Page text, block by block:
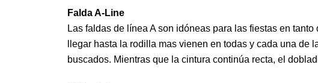
Falda A-Line
Las faldas de línea A son idóneas para las fiestas en
llegar hasta la rodilla mas vienen en todas y cada una
buscados. Mientras que la cintura continúa recta, el